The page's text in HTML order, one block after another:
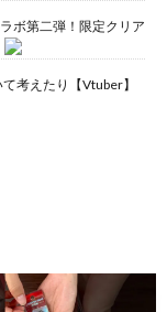
ボ第二弾！限定クリア
考えたり【Vtuber】